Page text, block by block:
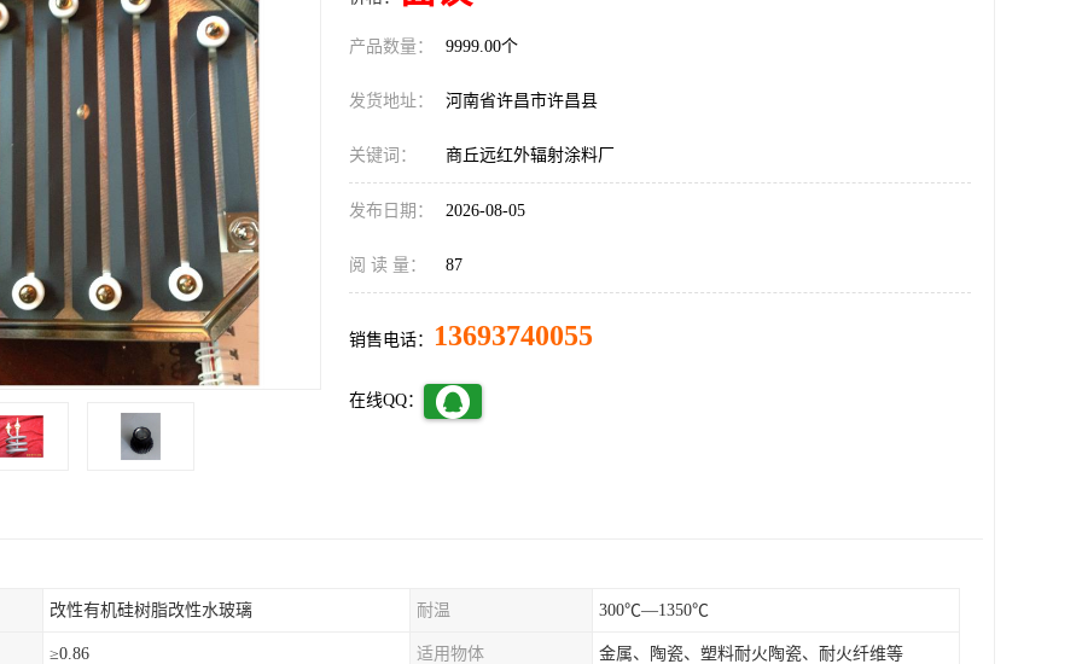
产品数量： 9999.00个
发货地址： 河南省许昌市许昌县
关键词： 商丘远红外辐射涂料厂
发布日期： 2026-08-05
阅 读 量： 87
销售电话： 13693740055
在线QQ：
改性有机硅树脂改性水玻璃 耐温 300℃—1350℃
≥0.86 适用物体 金属、陶瓷、塑料耐火陶瓷、耐火纤维等